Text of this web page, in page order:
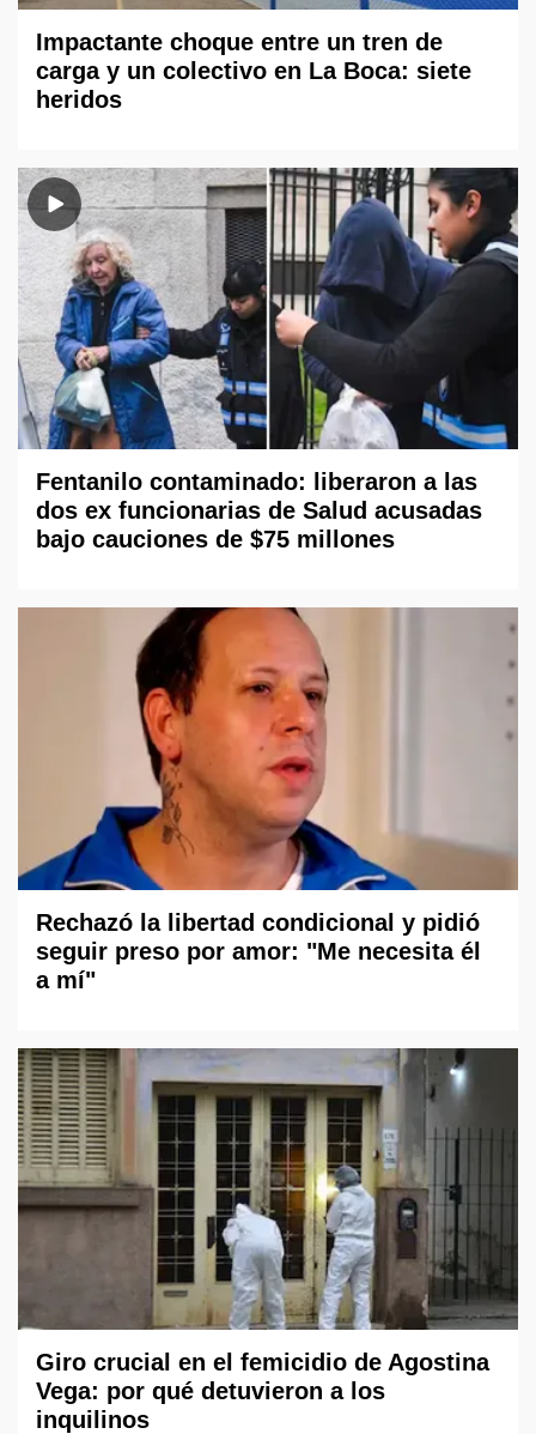
Impactante choque entre un tren de
carga y un colectivo en La Boca: siete
heridos
Fentanilo contaminado: liberaron a las
dos ex funcionarias de Salud acusadas
bajo cauciones de $75 millones
Rechazó la libertad condicional y pidió
seguir preso por amor: "Me necesita él
a mí"
Giro crucial en el femicidio de Agostina
Vega: por qué detuvieron a los
inquilinos